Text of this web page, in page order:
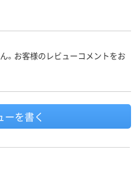
。お客様のレビューコメントをお
ーを書く